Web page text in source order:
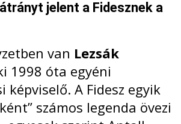
jelent a Fidesznek a
van Lezsák
1998 óta egyéni
képviselő. A Fidesz egyik
számos legenda övezi